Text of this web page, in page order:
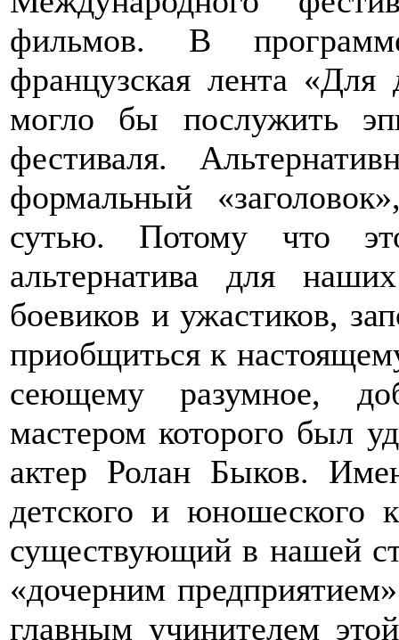
фильмов. В
французская лента
могло бы послужить
фестиваля.
формальный
сутью. Потому что
альтернатива для
боевиков и ужастиков,
приобщиться к
сеющему разумное,
мастером которого был
актер Ролан Быков.
детского и юношеского
существующий в нашей
«дочерним
главным учинителем